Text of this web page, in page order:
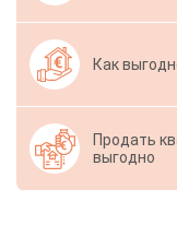
Как
Продать
выгодно